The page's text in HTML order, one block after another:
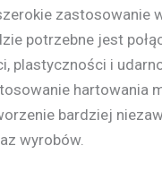
zastosowanie
potrzebne jest
plastyczności i
hartowania
bardziej
wyrobów.